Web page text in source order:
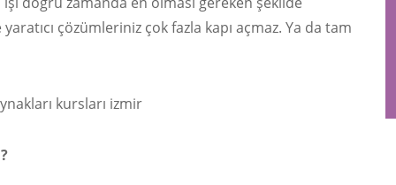
çözümleriniz çok fazla kapı açmaz. Ya da tam
kursları izmir